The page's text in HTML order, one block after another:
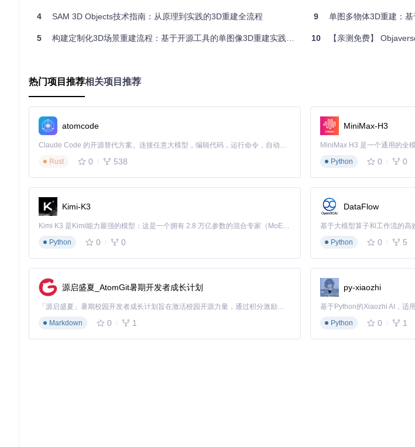
本章节将指导你完成SAM 3D Objects的环境配置，包括系统要求、依赖安装和模型检查点获取，为后续开
2.1 系统要求
GPU
16GB VRAM
32GB VRAM
Python
3.8+
CUDA
[!TIP] 确保你的系统已安装最新的NVIDIA驱动，以获得最佳性能。可以使用 nvidia-smi
2.2 环境搭建步骤
首先克隆项目仓库：
git clone
cd
使用mamba创建并激活环境：
# 创建sam3d-objects环境
mamba
安装核心依赖：
4 SAM 3D Objects技术指南：从原理到实践的3D重建全流程
5 构建定制化3D场景重建流程：基于开源工具的单图像3D重建实践指南
9 单图多物体3D重建：
10 【亲测免费】
热门项目推荐相关项目推荐
atomcode
Claude Code 的开源替代方案。连接任意大模型，编辑代码，运行命令，自动验证 — 全自动执行。用 Rust 构建，极致性能。 ｜ An open-source alternative to Claude Code. Connect any LLM, edit code, run commands, and verify changes — autonomously. Built in Rust for speed. Get Started
Rust
0 538
MiniMax-H3
Python
0 0
Kimi-K3
Kimi K3 是Kimi能力最强的模型：这是一个拥有 2.8 万亿参数的混合专家（MoE）模型，具备原生视觉理解能力，并支持 100 万 token 的上下文窗口。
Python
0 0
DataFlow
基于大模型算子和工作流的高
Python
0 5
源启盛夏_AtomGit暑期开发者成长计划
「源启盛夏」暑期校园开发者成长计划旨在激活校园开源力量，通过积分激励、认证扶持、资源倾斜等形式，引导高校组织和开发者完成「入驻 — 建项目 — 做贡献 — 获认证 — 得资源」的完整闭环。无论你是想带领社团入驻平台的组织者，还是希望用代码贡献证明自己的开发者，都能在这里找到属于你的成长路径。
Markdown
0 1
py-xiaozhi
Python
0 1